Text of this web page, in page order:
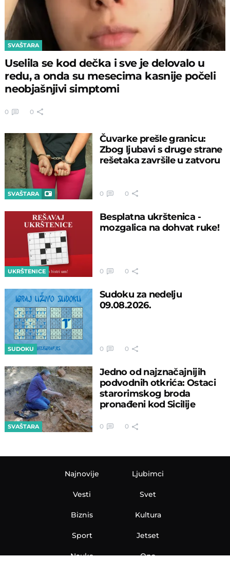
SVAŠTARA
Uselila se kod dečka i sve je delovalo u
redu, a onda su mesecima kasnije počeli
neobjašnjivi simptomi
0 0
SVAŠTARA
Čuvarke prešle granicu:
Zbog ljubavi s druge strane
rešetaka završile u zatvoru
0 0
UKRŠTENICE
Besplatna ukrštenica -
mozgalica na dohvat ruke!
0 0
SUDOKU
Sudoku za nedelju
09.08.2026.
0 0
SVAŠTARA
Jedno od najznačajnijih
podvodnih otkrića: Ostaci
starorimskog broda
pronađeni kod Sicilije
0 0
Najnovije
Vesti
Biznis
Sport
Nauka
Ljubimci
Svet
Kultura
Jetset
Ona